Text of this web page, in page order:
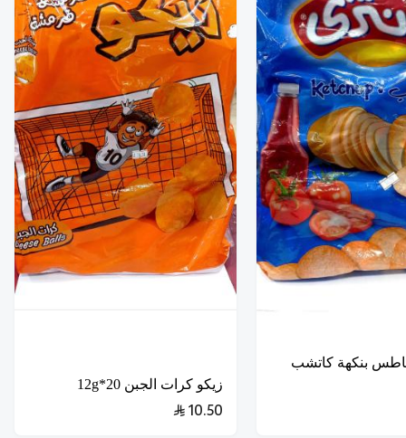
بنكهة كاتشب
زيكو كرات الجبن 20*12g
10.50